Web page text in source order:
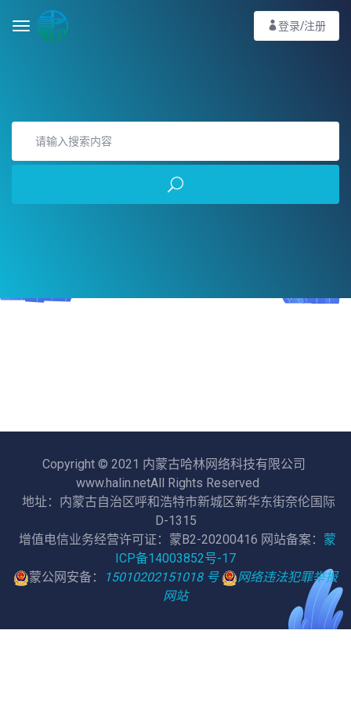
登录/注册
Copyright © 2021 内蒙古哈林网络科技有限公司
www.halin.netAll Rights Reserved
地址：内蒙古自治区呼和浩特市新城区新华东街奈伦国际
D-1315
增值电信业务经营许可证：蒙B2-20200416 网站备案： 蒙
ICP备14003852号-17
蒙公网安备：
15010202151018 号
网络违法犯罪举报
网站